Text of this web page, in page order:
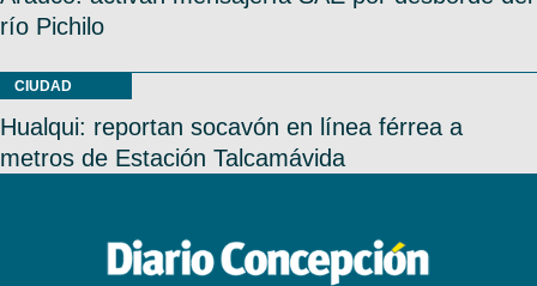
río Pichilo
CIUDAD
Hualqui: reportan socavón en línea férrea a
metros de Estación Talcamávida